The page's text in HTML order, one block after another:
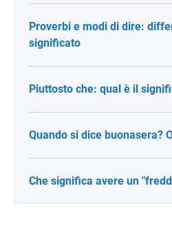
Proverbi e modi di dire:
significato
Piuttosto che: qual è il
Quando si dice buonasera?
Che significa avere un